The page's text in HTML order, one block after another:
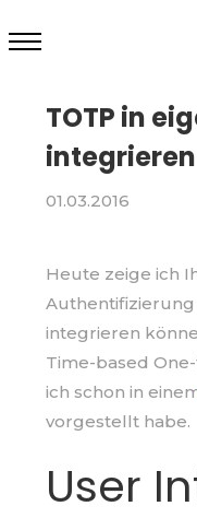
TOTP in
integrieren
01.03.2016
Heute zeige ich
integrieren
Time-based
ich schon in
vorgestellt habe.
User